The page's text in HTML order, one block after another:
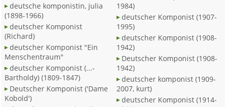
deutsche komponistin, julia
(1898-1966)
deutscher Komponist
(Richard)
deutscher Komponist "Ein
Menschentraum"
deutscher Komponist (...-
Bartholdy) (1809-1847)
Deutscher Komponist ('Dame
Kobold')
1984)
deutscher Komponist (1907-
1995)
deutscher Komponist (1908-
1942)
Deutscher Komponist (1908-
1942)
deutscher komponist (1909-
2007, kurt)
deutscher Komponist (1914-